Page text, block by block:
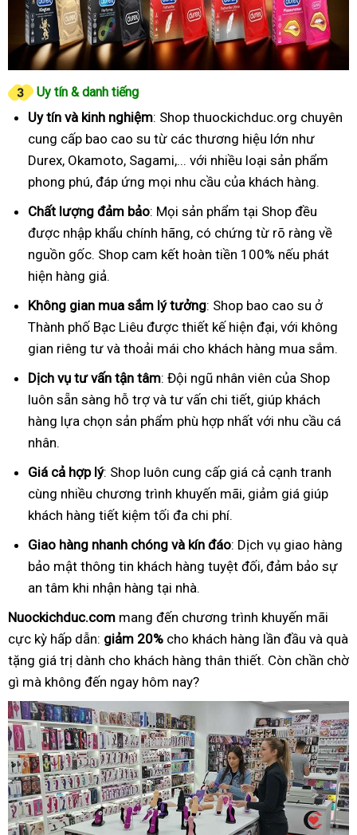
Uy tín & danh tiếng
Uy tín và kinh nghiệm: Shop thuockichduc.org chuyên
cung cấp bao cao su từ các thương hiệu lớn như
Durex, Okamoto, Sagami,... với nhiều loại sản phẩm
phong phú, đáp ứng mọi nhu cầu của khách hàng.
Chất lượng đảm bảo: Mọi sản phẩm tại Shop đều
được nhập khẩu chính hãng, có chứng từ rõ ràng về
nguồn gốc. Shop cam kết hoàn tiền 100% nếu phát
hiện hàng giả.
Không gian mua sắm lý tưởng: Shop bao cao su ở
Thành phố Bạc Liêu được thiết kế hiện đại, với không
gian riêng tư và thoải mái cho khách hàng mua sắm.
Dịch vụ tư vấn tận tâm: Đội ngũ nhân viên của Shop
luôn sẵn sàng hỗ trợ và tư vấn chi tiết, giúp khách
hàng lựa chọn sản phẩm phù hợp nhất với nhu cầu cá
nhân.
Giá cả hợp lý: Shop luôn cung cấp giá cả cạnh tranh
cùng nhiều chương trình khuyến mãi, giảm giá giúp
khách hàng tiết kiệm tối đa chi phí.
Giao hàng nhanh chóng và kín đáo: Dịch vụ giao hàng
bảo mật thông tin khách hàng tuyệt đối, đảm bảo sự
an tâm khi nhận hàng tại nhà.
Nuockichduc.com mang đến chương trình khuyến mãi
cực kỳ hấp dẫn: giảm 20% cho khách hàng lần đầu và quà
tặng giá trị dành cho khách hàng thân thiết. Còn chần chờ
gì mà không đến ngay hôm nay?